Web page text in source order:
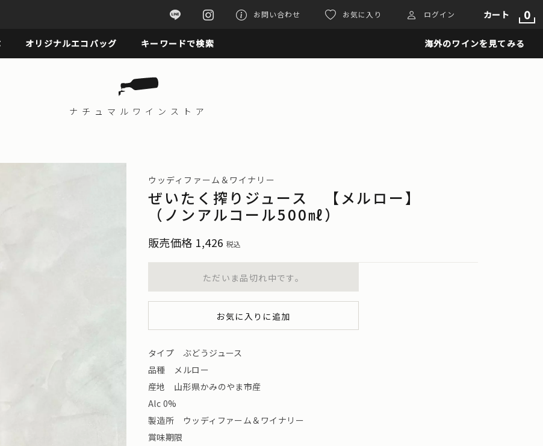
お問い合わせ お気に入り ログイン カート 0
オリジナルエコバッグ キーワードで検索 海外のワインを見てみる
ナチュマル ワインストア
ウッディファーム＆ワイナリー
ぜいたく搾りジュース 【メルロー】
（ノンアルコール500㎖）
販売価格 1,426 税込
ただいま品切れ中です。
お気に入りに追加
タイプ ぶどうジュース
品種 メルロー
産地 山形県かみのやま市産
Alc 0%
製造所 ウッディファーム＆ワイナリー
賞味期限